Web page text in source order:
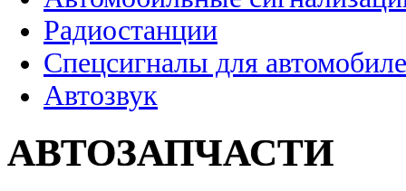
Радиостанции
Спецсигналы для
Автозвук
АВТОЗАПЧАСТИ